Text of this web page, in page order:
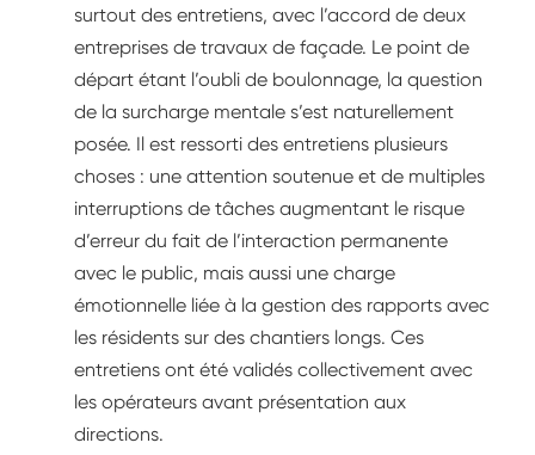
surtout des entretiens, avec l’accord de deux
entreprises de travaux de façade. Le point de
départ étant l’oubli de boulonnage, la question
de la surcharge mentale s’est naturellement
posée. Il est ressorti des entretiens plusieurs
choses : une attention soutenue et de multiples
interruptions de tâches augmentant le risque
d’erreur du fait de l’interaction permanente
avec le public, mais aussi une charge
émotionnelle liée à la gestion des rapports avec
les résidents sur des chantiers longs. Ces
entretiens ont été validés collectivement avec
les opérateurs avant présentation aux
directions.